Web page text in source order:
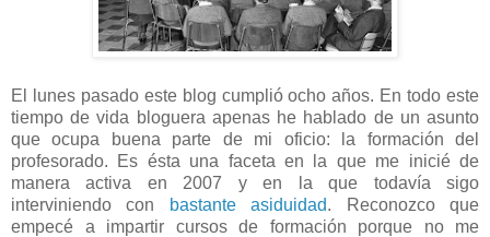
El lunes pasado este blog cumplió ocho años. En todo este
tiempo de vida bloguera apenas he hablado de un asunto
que ocupa buena parte de mi oficio: la formación del
profesorado. Es ésta una faceta en la que me inicié de
manera activa en 2007 y en la que todavía sigo
interviniendo con
bastante asiduidad. Reconozco que
empecé a impartir cursos de formación porque no me